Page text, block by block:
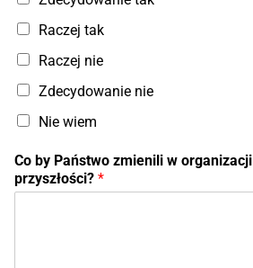
Raczej tak
Raczej nie
Zdecydowanie nie
Nie wiem
i
n
n
Co by Państwo zmienili w
przyszłości? *